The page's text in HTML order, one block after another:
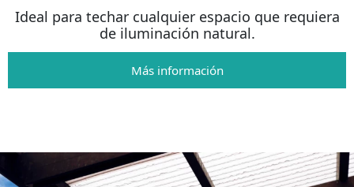
Ideal para techar cualquier espacio que requiera
de iluminación natural.
Más información